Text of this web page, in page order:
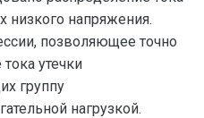
низкого напряжения.
позволяющее точно
утечки
группу
нагрузкой.